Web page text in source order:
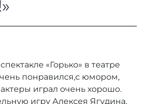
т
р
«Горько» в театре
понравился,с юмором,
играл очень хорошо.
игру Алексея Ягудина.